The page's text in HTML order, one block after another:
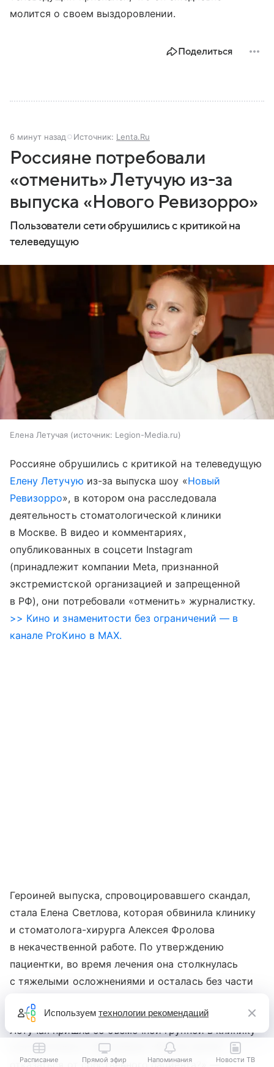
молится о своем выздоровлении.
Поделиться
6 минут назад Источник: Lenta.Ru
Россияне потребовали
«отменить» Летучую из-за
выпуска «Нового Ревизорро»
Пользователи сети обрушились с критикой на
телеведущую
Елена Летучая источник: Legion-Media.ru
Россияне обрушились с критикой на телеведущую
Елену Летучую из-за выпуска шоу «Новый
Ревизорро», в котором она расследовала
деятельность стоматологической клиники
в Москве. В видео и комментариях,
опубликованных в соцсети Instagram
(принадлежит компании Meta, признанной
экстремистской организацией и запрещенной
в РФ), они потребовали «отменить» журналистку.
>> Кино и знаменитости без ограничений — в
канале ProКино в MAX.
Героиней выпуска, спровоцировавшего скандал,
стала Елена Светлова, которая обвинила клинику
и стоматолога-хирурга Алексея Фролова
в некачественной работе. По утверждению
пациентки, во время лечения она столкнулась
с тяжелыми осложнениями и осталась без части
Летучая пришла со съемочной группой в клинику
и встретилась с Фроловым. «Как вы могли
Расписание Прямой эфир Напоминания Новости ТВ
Используем технологии рекомендаций